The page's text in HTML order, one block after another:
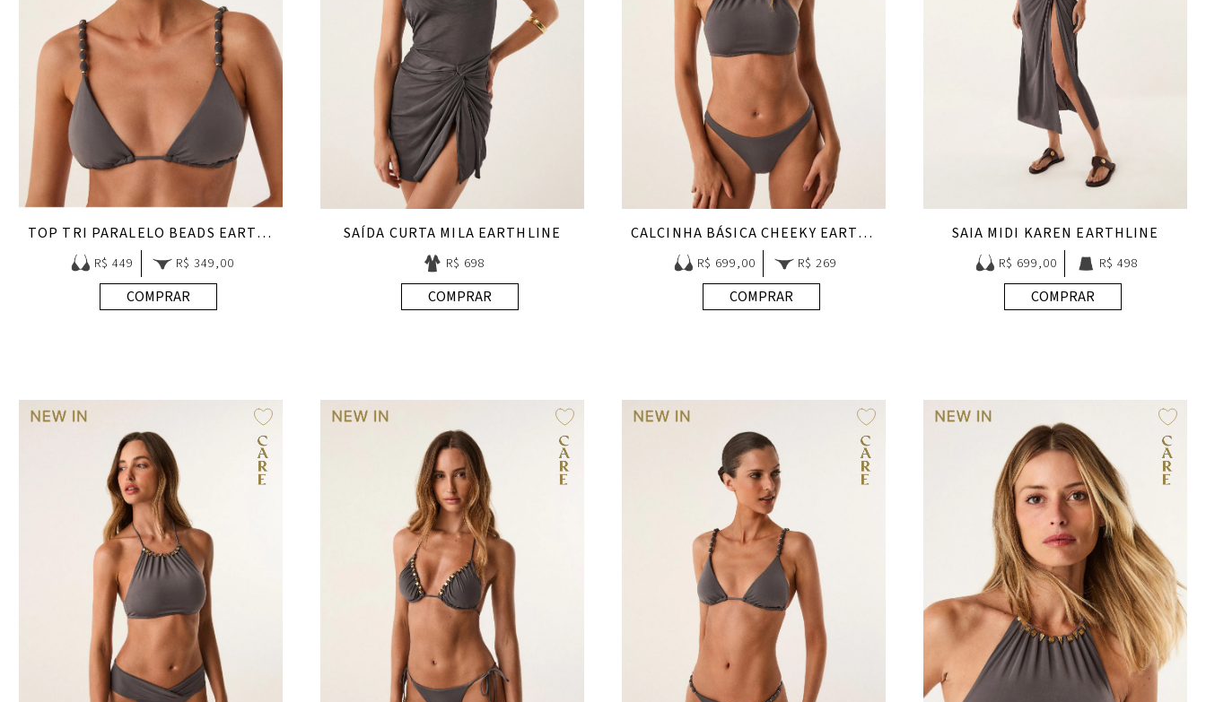
TOP TRI PARALELO BEADS EARTHLINE
R$ 449 R$ 349,00
COMPRAR
SAÍDA CURTA MILA EARTHLINE
R$ 698
COMPRAR
CALCINHA BÁSICA CHEEKY EARTHLINE
R$ 699,00 R$ 269
COMPRAR
SAIA MIDI KAREN EARTHLINE
R$ 699,00 R$ 498
COMPRAR